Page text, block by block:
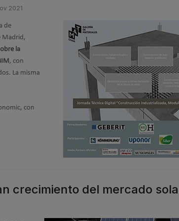
2021
de
Madrid,
la
, con
La misma
con
crecimiento del mercado